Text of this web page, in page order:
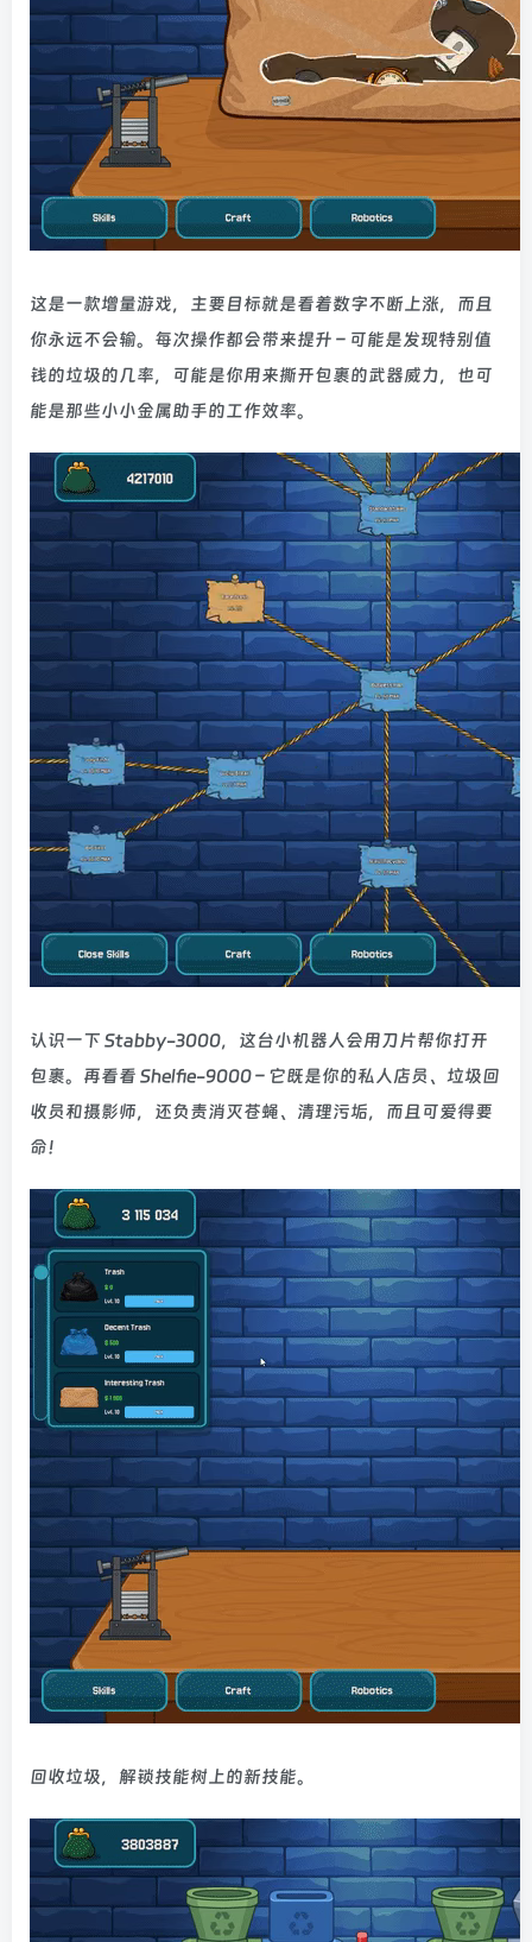
这是一款增量游戏，主要目标就是看着数字不断上涨，而且
你永远不会输。每次操作都会带来提升 – 可能是发现特别值
钱的垃圾的几率，可能是你用来撕开包裹的武器威力，也可
能是那些小小金属助手的工作效率。
认识一下 Stabby-3000，这台小机器人会用刀片帮你打开
包裹。再看看 Shelfie-9000 – 它既是你的私人店员、垃圾回
收员和摄影师，还负责消灭苍蝇、清理污垢，而且可爱得要
命！
回收垃圾，解锁技能树上的新技能。